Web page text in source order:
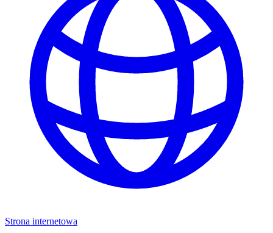
Strona internetowa